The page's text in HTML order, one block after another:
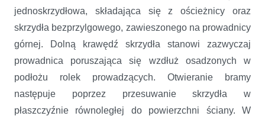
jednoskrzydłowa, składająca się z ościeżnicy oraz
skrzydła bezprzylgowego, zawieszonego na prowadnicy
górnej. Dolną krawędź skrzydła stanowi zazwyczaj
prowadnica poruszająca się wzdłuż osadzonych w
podłożu rolek prowadzących. Otwieranie bramy
następuje poprzez przesuwanie skrzydła w
płaszczyźnie równoległej do powierzchni ściany. W